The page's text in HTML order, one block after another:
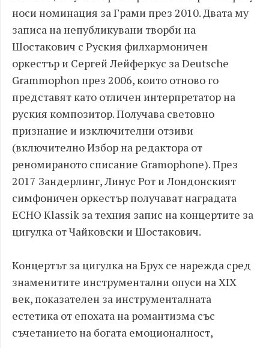
носи номинация за Грами през 2010. Двата му
записа на непубликувани творби на
Шостакович с Руския филхармоничен
оркестър и Сергей Лейферкус за Deutsche
Grammophon през 2006, които отново го
представят като отличен интерпретатор на
руския композитор. Получава световно
признание и изключителни отзиви
(включително Избор на редактора от
реномираното списание Gramophone). През
2017 Зандерлинг, Линус Рот и Лондонският
симфоничен оркестър получават наградата
ECHO Klassik за техния запис на концертите за
цигулка от Чайковски и Шостакович.
Концертът за цигулка на Брух се нарежда сред
знаменитите инструментални опуси на ХІХ
век, показателен за инструменталната
естетика от епохата на романтизма със
съчетанието на богата емоционалност,